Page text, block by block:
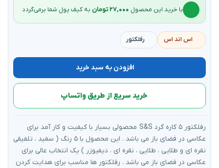
با خرید این محصول ۲۷,۰۰۰ تومان به کیف‌ پول شما برمی‌گردد
اس اند اس رفلکتور
افزودن به سبد خرید
خرید سریع از طریق واتساپ
رفلکتور ۵ کاره گرد S&S محصولی بسیار با کیفیت و کار آمد برای
عکاسی در فضای باز می باشد . این محصول با ۵ رنگ ( سفید ، تلفیقی
نقره ای و طلایی ، طلایی ، نقره ای ، دیفیوزر ) یک انتخاب عالی برای
عکاسی در فضای باز می باشد . رفلکتور ها مناسب برای هدایت کردن